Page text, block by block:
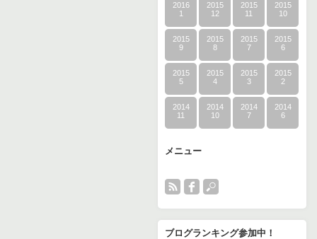
2016
1
2015
12
2015
11
2015
10
2015
9
2015
8
2015
7
2015
6
2015
5
2015
4
2015
3
2015
2
2014
11
2014
10
2014
7
2014
6
メニュー
ブログランキング参加中！